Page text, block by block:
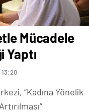
Mücadele
Yaptı
13:20
“Kadına Yönelik